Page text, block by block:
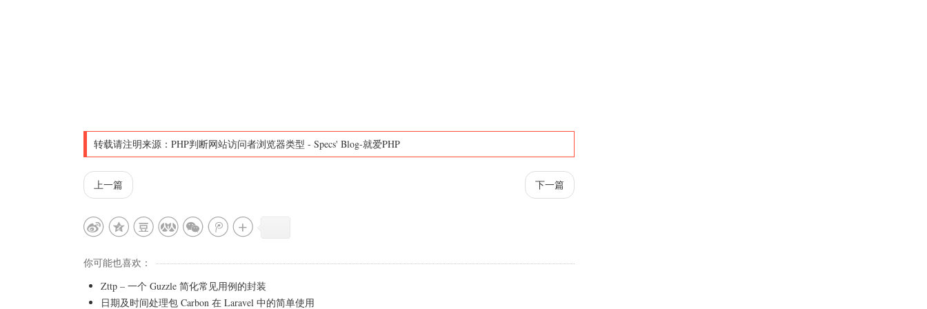
转载请注明来源： PHP判断网站访问者浏览器类型 - Specs' Blog-就爱PHP
上一篇 下一篇
你可能也喜欢：
Zttp – 一个 Guzzle 简化常见用例的封装
日期及时间处理包 Carbon 在 Laravel 中的简单使用